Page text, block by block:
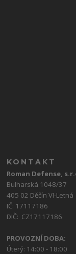
KONTAKT
Roman Defense,
Bulharská 1048/37
405 02 Děčín VI-Letná
IČ: 17117186
DIČ: CZ17117186
PROVOZNÍ DOBA:
Úterý: 14:00 - 18:00